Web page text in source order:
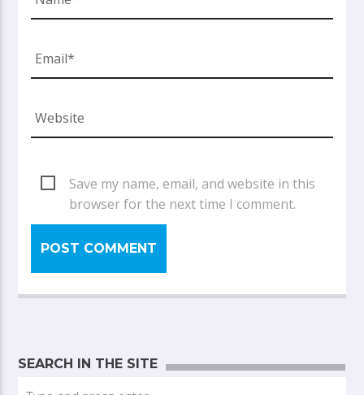
Save my name, email, and website in this
browser for the next time I comment.
SEARCH IN THE SITE